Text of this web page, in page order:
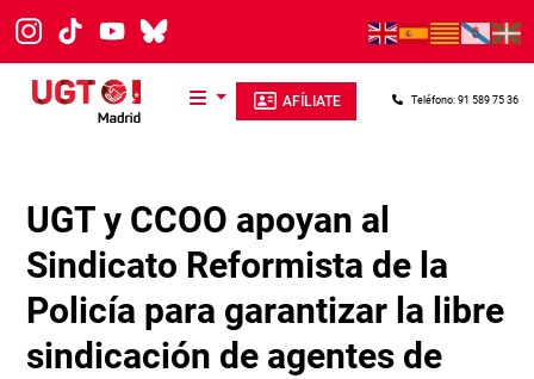
Pasar al contenido principal
AFÍLIATE Teléfono: 91 589 75 36
UGT y CCOO apoyan al
Sindicato Reformista de la
Policía para garantizar la libre
sindicación de agentes de